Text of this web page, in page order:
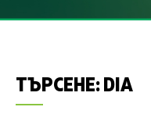
ТЪРСЕНЕ:DIA